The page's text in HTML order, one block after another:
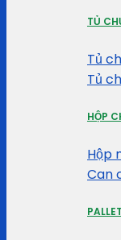
TỦ
Tủ
Tủ
HỘP
Hộp
Can